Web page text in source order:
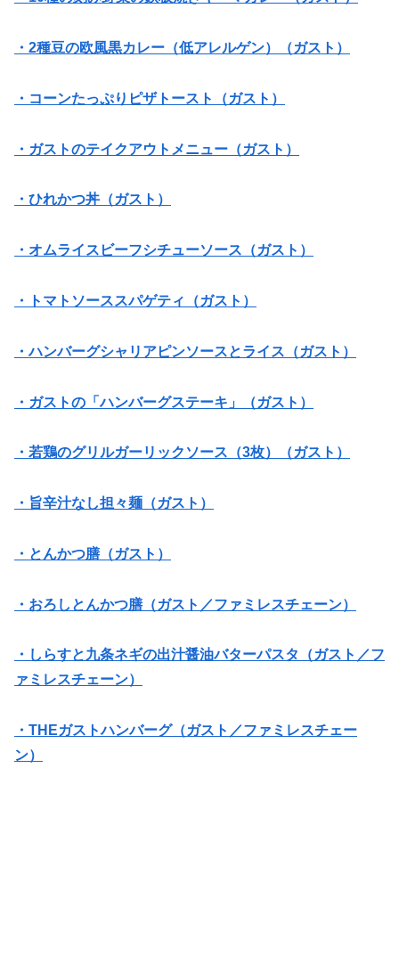
・2種豆の欧風黒カレー（低アレルゲン）（ガスト）
・コーンたっぷりピザトースト（ガスト）
・ガストのテイクアウトメニュー（ガスト）
・ひれかつ丼（ガスト）
・オムライスビーフシチューソース（ガスト）
・トマトソーススパゲティ（ガスト）
・ハンバーグシャリアピンソースとライス（ガスト）
・ガストの「ハンバーグステーキ」（ガスト）
・若鶏のグリルガーリックソース（3枚）（ガスト）
・旨辛汁なし担々麺（ガスト）
・とんかつ膳（ガスト）
・おろしとんかつ膳（ガスト／ファミレスチェーン）
・しらすと九条ネギの出汁醤油バターパスタ（ガスト／フ
ァミレスチェーン）
・THEガストハンバーグ（ガスト／ファミレスチェー
ン）